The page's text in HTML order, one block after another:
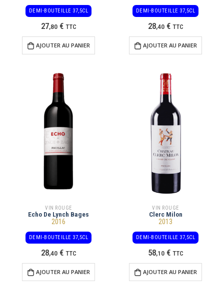
DEMI-BOUTEILLE 37,5CL
27,80 € TTC
AJOUTER AU PANIER
DEMI-BOUTEILLE 37,5CL
28,40 € TTC
AJOUTER AU PANIER
VIN ROUGE
Echo De Lynch Bages
2016
DEMI-BOUTEILLE 37,5CL
28,40 € TTC
AJOUTER AU PANIER
VIN ROUGE
Clerc Milon
2013
DEMI-BOUTEILLE 37,5CL
58,10 € TTC
AJOUTER AU PANIER